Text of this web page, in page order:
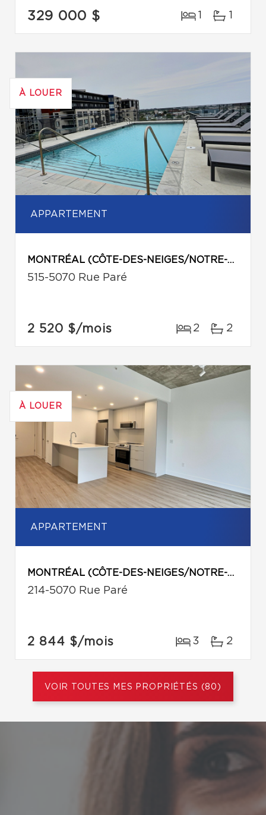
329 000 $ 1 1
À LOUER
APPARTEMENT
MONTRÉAL (CÔTE-DES-NEIGES/NOTRE-DAME-DE-GRÂCE)
515-5070 Rue Paré
2 520 $/mois 2 2
À LOUER
APPARTEMENT
MONTRÉAL (CÔTE-DES-NEIGES/NOTRE-DAME-DE-GRÂCE)
214-5070 Rue Paré
2 844 $/mois 3 2
VOIR TOUTES MES PROPRIÉTÉS (80)